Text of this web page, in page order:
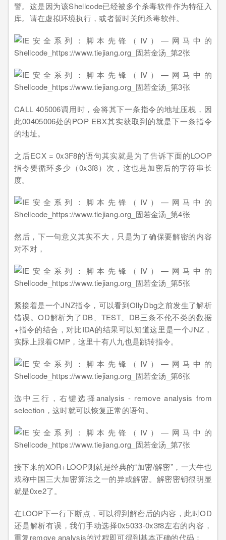
警。这是因为该Shellcode已经被多个杀毒软件作为特征入
库。请在虚拟环境执行，或者暂时关闭杀毒软件。
CALL 405006调用时，会将其下一条指令的地址压栈，因
此00405006处的POP EBX其实获取到的就是下一条指令
的地址。
之后ECX = 0x3F8的语句其实就是为了告诉下面的LOOP
指令要循环多少（0x3f8）次，这也是加密后的字符串长
度。
然后，下一句意义其实不大，只是为了确保要解密的内容
对不对，
紧接着是一个JNZ指令，可以看到OllyDbg之前发生了解析
错误。OD解析为了DB、TEST、DB三条不伦不类的数据
+指令的结合，对比IDA的结果可以知道这里是一个JNZ，
实际上跟着CMP，这里十有八九也是跳转指令。
选中三行，右键选择analysis - remove analysis from
selection，这时就可以恢复正常的语句。
接下来的XOR+LOOP则就是经典的“加密/解密”，一大牛也
戏称中国三大加密算法之一的异或解密。解密密钥很明显
就是0xe2了。
在LOOP下一行下断点，可以得到解密后的内容，此时OD
还是解析有误，我们手动选择0x5033-0x3f8左右的内容，
重复remove analysis的过程即可得到基本正确的代码：